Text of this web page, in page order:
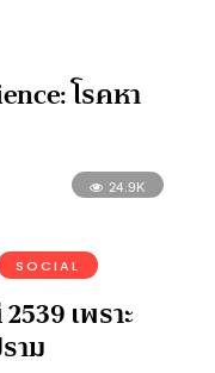
โรคหา
24.9K
SOCIAL
เพราะ
าม